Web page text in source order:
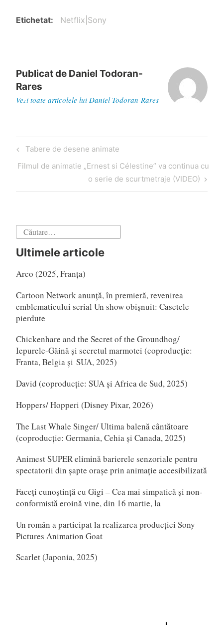
Etichetat Netflix|Sony
Publicat de Daniel Todoran-
Rares
Vezi toate articolele lui Daniel Todoran-Rares
Navigare
în
articole
Articol
anterior
Tabere de desene animate
Articol
Filmul de animatie „Ernest si Célestine” va continua cu
o serie de scurtmetraje (VIDEO)
Caută
Ultimele articole
Arco (2025, Franța)
Cartoon Network anunță, în premieră, revenirea
emblematicului serial Un show obișnuit: Casetele
pierdute
Chickenhare and the Secret of the Groundhog/
Iepurele-Găină și secretul marmotei (coproducție:
Franta, Belgia și SUA, 2025)
David (coproducție: SUA și Africa de Sud, 2025)
Hoppers/ Hopperi (Disney Pixar, 2026)
The Last Whale Singer/ Ultima balenă cântătoare
(coproducție: Germania, Cehia și Canada, 2025)
Animest SUPER elimină barierele senzoriale pentru
spectatorii din șapte orașe prin animație accesibilizată
Faceți cunoștință cu Gigi – Cea mai simpatică și non-
conformistă eroină vine, din 16 martie, la
Un român a participat la realizarea producției Sony
Pictures Animation Goat
Scarlet (Japonia, 2025)